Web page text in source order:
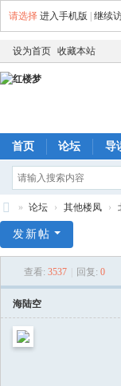
请选择 进入手机版 继续
设为首页 收藏本站
首页 论坛 导
楼
» 论坛 › 其他楼凤 ›
发新帖
查看: 3537 回复: 0
海陆空